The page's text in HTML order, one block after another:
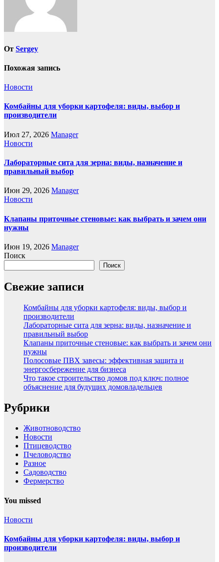
От Sergey
Похожая запись
Новости
Комбайны для уборки картофеля: виды, выбор и
производители
Июл 27, 2026 Manager
Новости
Лабораторные сита для зерна: виды, назначение и
правильный выбор
Июн 29, 2026 Manager
Новости
Клапаны приточные стеновые: как выбрать и зачем они
нужны
Июн 19, 2026 Manager
Поиск
Поиск
Свежие записи
Комбайны для уборки картофеля: виды, выбор и
производители
Лабораторные сита для зерна: виды, назначение и
правильный выбор
Клапаны приточные стеновые: как выбрать и зачем они
нужны
Полосовые ПВХ завесы: эффективная защита и
энергосбережение для бизнеса
Что такое строительство домов под ключ: полное
объяснение для будущих домовладельцев
Рубрики
Животноводство
Новости
Птицеводство
Пчеловодство
Разное
Садоводство
Фермерство
You missed
Новости
Комбайны для уборки картофеля: виды, выбор и
производители